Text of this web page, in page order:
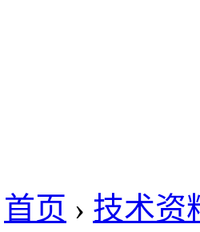
首页 › 技术资